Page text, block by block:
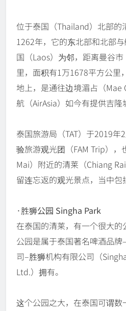
位于泰国（Thailand）北部的
1262年，它的东北部和北部
国（Laos）为邻，距离曼谷
里，面积有1万1678平方公里
地上，是通往边境湄占（Mae
航（AirAsia）如今有提供吉隆
泰国旅游局（TAT）于2019
验旅游观光团（FAM Trip）
Mai）附近的清莱（Chiang
留连忘返的观光景点，当中包
·胜狮公园 Singha Park
在泰国的清莱，有一个很大
公园是属于泰国著名啤酒品
司–胜狮机构有限公司（
Ltd.）拥有。
这个公园之大，在泰国可谓